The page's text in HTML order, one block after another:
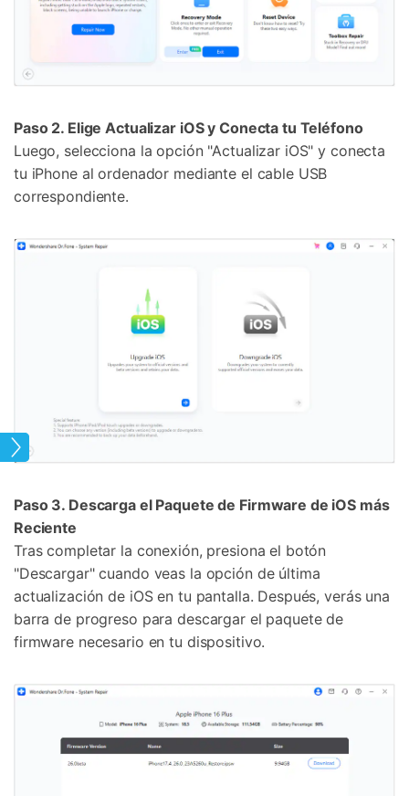
Paso 2. Elige Actualizar iOS y Conecta tu Teléfono
Luego, selecciona la opción "Actualizar iOS" y conecta
tu iPhone al ordenador mediante el cable USB
correspondiente.
Paso 3. Descarga el Paquete de Firmware de iOS más
Reciente
Tras completar la conexión, presiona el botón
"Descargar" cuando veas la opción de última
actualización de iOS en tu pantalla. Después, verás una
barra de progreso para descargar el paquete de
firmware necesario en tu dispositivo.
26